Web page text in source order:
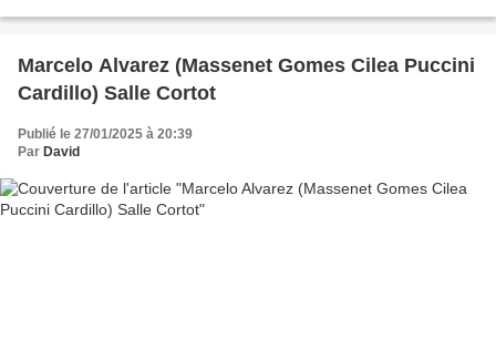
Marcelo Alvarez (Massenet Gomes Cilea Puccini
Cardillo) Salle Cortot
Publié le 27/01/2025 à 20:39
Par David